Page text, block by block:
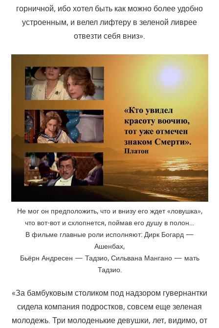
горничной, ибо хотел быть как можно более удобно
устроенным, и велел лифтеру в зеленой ливрее
отвезти себя вниз».
Не мог он предположить, что и внизу его ждет «ловушка»,
что вот-вот и схлопнется, поймав его душу в полон…
В фильме главные роли исполняют: Дирк Богард —
Ашенбах,
Бьёрн Андресен — Тадзио, Сильвана Мангано — мать
Тадзио.
«За бамбуковым столиком под надзором гувернантки
сидела компания подростков, совсем еще зеленая
молодежь. Три молоденькие девушки, лет, видимо, от